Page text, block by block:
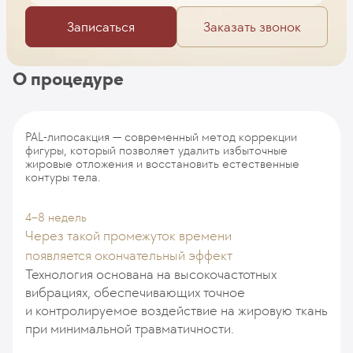
Записаться Заказать звонок
О процедуре
PAL-липосакция — современный метод коррекции
фигуры, который позволяет удалить избыточные
жировые отложения и восстановить естественные
контуры тела.
4–8 недель
Через такой промежуток времени
появляется окончательный эффект
Технология основана на высокочастотных
вибрациях, обеспечивающих точное
и контролируемое воздействие на жировую ткань
при минимальной травматичности.